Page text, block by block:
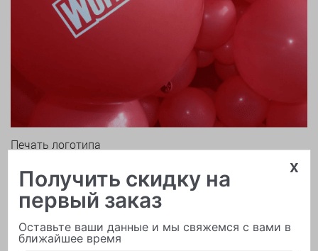
Печать логотипа
x
Получить скидку на
первый заказ
Оставьте ваши данные и мы свяжемся с вами в
ближайшее время